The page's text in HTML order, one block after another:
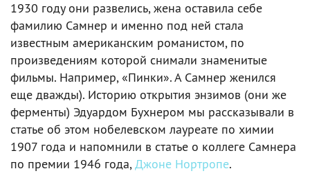
1930 году они развелись, жена оставила себе
фамилию Самнер и именно под ней стала
известным американским романистом, по
произведениям которой снимали знаменитые
фильмы. Например, «Пинки». А Самнер женился
еще дважды). Историю открытия энзимов (они же
ферменты) Эдуардом Бухнером мы рассказывали в
статье об этом нобелевском лауреате по химии
1907 года и напомнили в статье о коллеге Самнера
по премии 1946 года, Джоне Нортропе.